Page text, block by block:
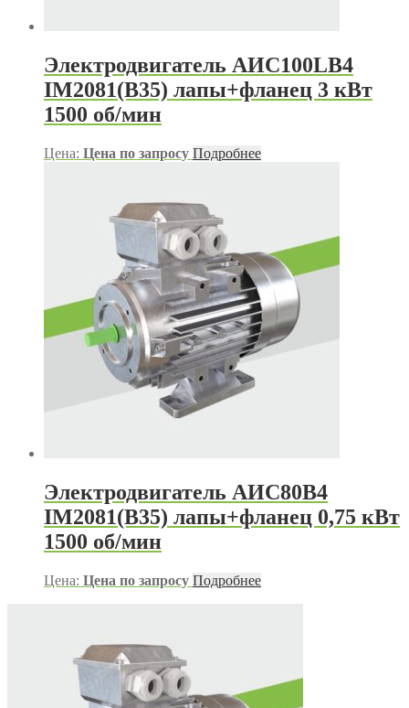
Электродвигатель АИС100LB4
IM2081(B35) лапы+фланец 3 кВт
1500 об/мин
Цена: Цена по запросу Подробнее
Электродвигатель АИС80В4
IM2081(B35) лапы+фланец 0,75 кВт
1500 об/мин
Цена: Цена по запросу Подробнее